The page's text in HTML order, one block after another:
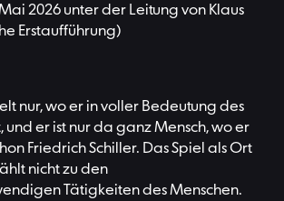
2026 unter der Leitung von Klaus
Erstaufführung)
nur, wo er in voller Bedeutung des
und er ist nur da ganz Mensch, wo er
Friedrich Schiller. Das Spiel als Ort
nicht zu den
Tätigkeiten des Menschen.